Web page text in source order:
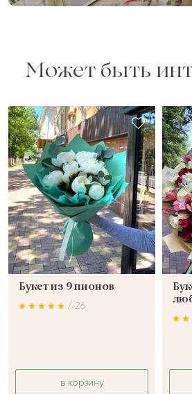
Может быть
Букет из 9 пионов
/ 26
в корзину